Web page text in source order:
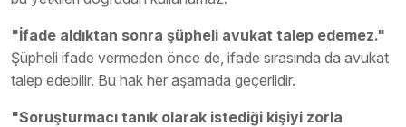
"İfade aldıktan sonra şüpheli avukat talep edemez."
Şüpheli ifade vermeden önce de, ifade sırasında da avukat
talep edebilir. Bu hak her aşamada geçerlidir.
"Soruşturmacı tanık olarak istediği kişiyi zorla